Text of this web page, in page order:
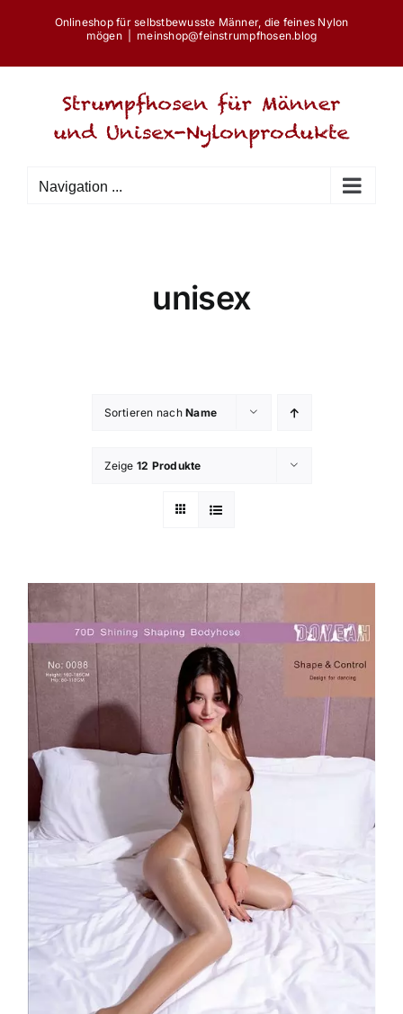
Onlineshop für selbstbewusste Männer, die feines Nylon
mögen
meinshop@feinstrumpfhosen.blog
Navigation ...
unisex
Sortieren nachName
Zeige 12 Produkte